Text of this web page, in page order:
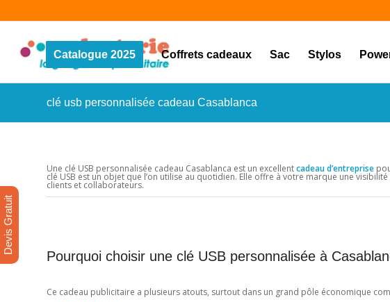
Catalogue 2025 Coffrets cadeaux Sac Stylos
clé usb personnalisée cadeau Casablanca
Une clé USB personnalisée cadeau Casablanca est un excellentcadeau d’entreprise
clé USB est un objet que l’on utilise au quotidien. Elle offre à votre marque une
clients et collaborateurs.
Pourquoi choisir une clé USB personnalisée à
Ce cadeau publicitaire a plusieurs atouts, surtout dans un grand pôle économique
Devis Gratuit